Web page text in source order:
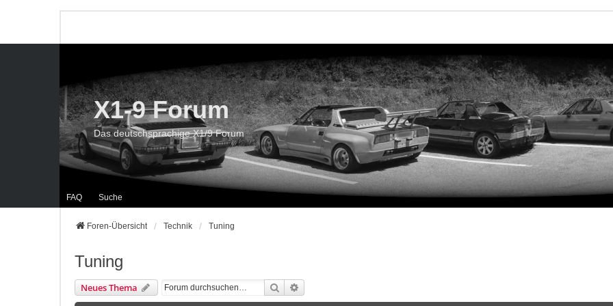
FAQ Suche
X1-9 Forum
Das deutschsprachige X1/9 Forum
Foren-Übersicht Technik Tuning
Tuning
Neues Thema Suche